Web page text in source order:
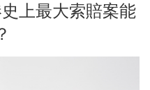
上最大索賠案能